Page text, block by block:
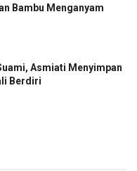
Bambu Menganyam
Asmiati Menyimpan
Berdiri